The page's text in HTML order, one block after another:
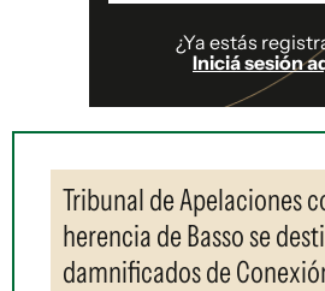
¿Ya estás
Iniciá sesión
Tribunal de Apelaciones
herencia de Basso se
damnificados de